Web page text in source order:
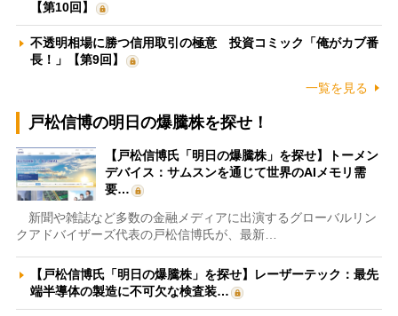
【第10回】
不透明相場に勝つ信用取引の極意 投資コミック「俺がカブ番
長！」【第9回】
一覧を見る
戸松信博の明日の爆騰株を探せ！
【戸松信博氏「明日の爆騰株」を探せ】トーメン
デバイス：サムスンを通じて世界のAIメモリ需
要…
新聞や雑誌など多数の金融メディアに出演するグローバルリン
クアドバイザーズ代表の戸松信博氏が、最新…
【戸松信博氏「明日の爆騰株」を探せ】レーザーテック：最先
端半導体の製造に不可欠な検査装…